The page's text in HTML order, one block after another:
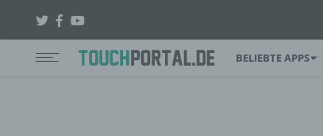
BELIEBTE APPS